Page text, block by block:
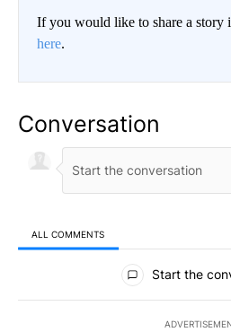
If you would like to share a story
here.
Conversation
ALL COMMENTS
All Comments
Start the